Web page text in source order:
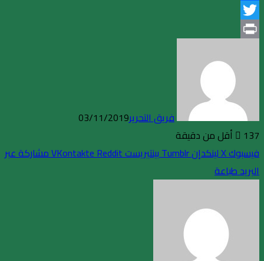
Facebook
Twitter
فريق التحرير03/11/2019
137
أقل من دقيقة
فيسبوكXلينكدإن بينتيريست
مشاركة عبر
البريدطباعة